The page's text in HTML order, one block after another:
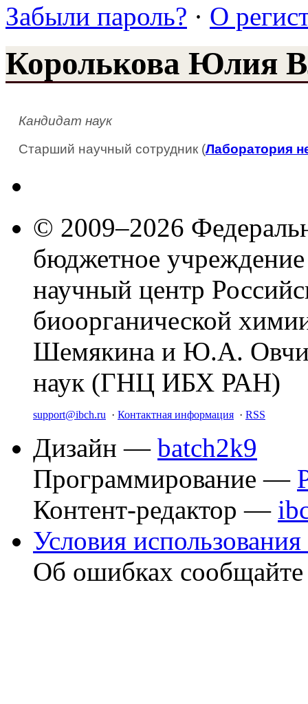
Забыли пароль? · О
Королькова Юлия
Кандидат наук
Старший научный сотрудник (Лаборатория
© 2009–2026
бюджетное
научный центр
биоорганической
Шемякина и Ю.А.
наук (ГНЦ ИБХ РАН)
support@ibch.ru · Контактная информация · RSS
Дизайн — batch2k9
Программирование —
Контент-редактор —
Условия использования
Об ошибках